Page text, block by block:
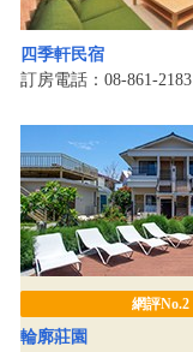
四季軒民宿
訂房電話：08-861-2183
網評No.2
輪廓莊園